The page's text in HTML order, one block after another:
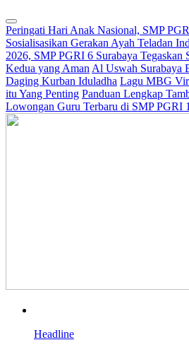
Peringati Hari Anak Nasional, SMP
Sosialisasikan Gerakan Ayah Teladan
2026, SMP PGRI 6 Surabaya Tegaskan
Kedua yang Aman Al Uswah Surabaya
Daging Kurban Iduladha Lagu MBG
itu Yang Penting Panduan Lengkap
Lowongan Guru Terbaru di SMP PGRI
Headline